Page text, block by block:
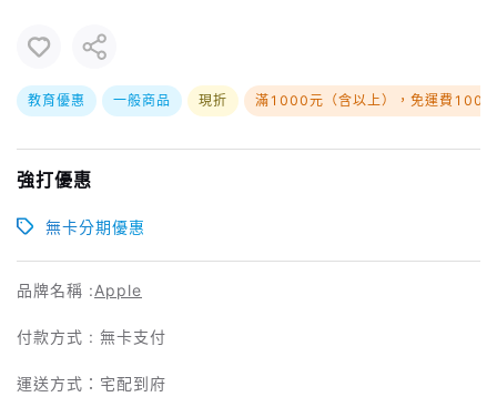
教育優惠 一般商品 現折 滿1000元（含以上），免運費100元
強打優惠
無卡分期優惠
品牌名稱 :Apple
付款方式 : 無卡支付
運送方式：宅配到府